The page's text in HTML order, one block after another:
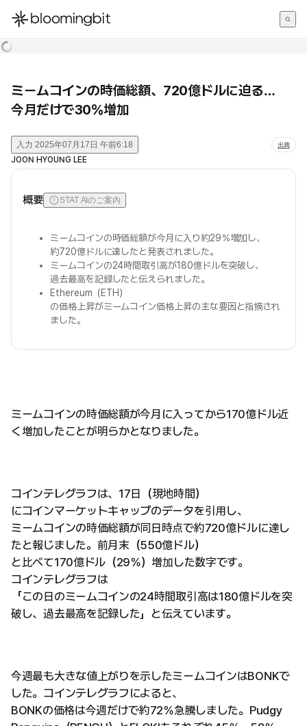
한국어
ミームコインの時価総額、720億ドルに迫る…
今月だけで30％増加
入力 2025年07月17日 午前6:18 出典
JOON HYOUNG LEE
概要 STAT AIのご案内
ミームコインの時価総額が今月に入り約29％増加し、
約720億ドルに達したと発表されました。
ミームコインの24時間取引高が180億ドルを突破し、
過去最高を記録したと伝えられました。
Ethereum（ETH）
の価格上昇がミームコイン価格上昇の主な要因と指摘され
ました。
ミームコインの時価総額が今月に入ってから170億ドル近
く増加したことが明らかとなりました。
コインテレグラフは、17日（現地時間）
にコインマーケットキャップのデータを引用し、
ミームコインの時価総額が同日時点で約720億ドルに達し
たと報じました。前月末（550億ドル）
と比べて170億ドル（29％）増加した数字です。
コインテレグラフは
「この日のミームコインの24時間取引高は180億ドルを突
破し、過去最高を記録した」と伝えています。
今週最も大きな値上がりを示したミームコインはBONKで
した。コインテレグラフによると、
BONKの価格は今週だけで約72％急騰しました。Pudgy